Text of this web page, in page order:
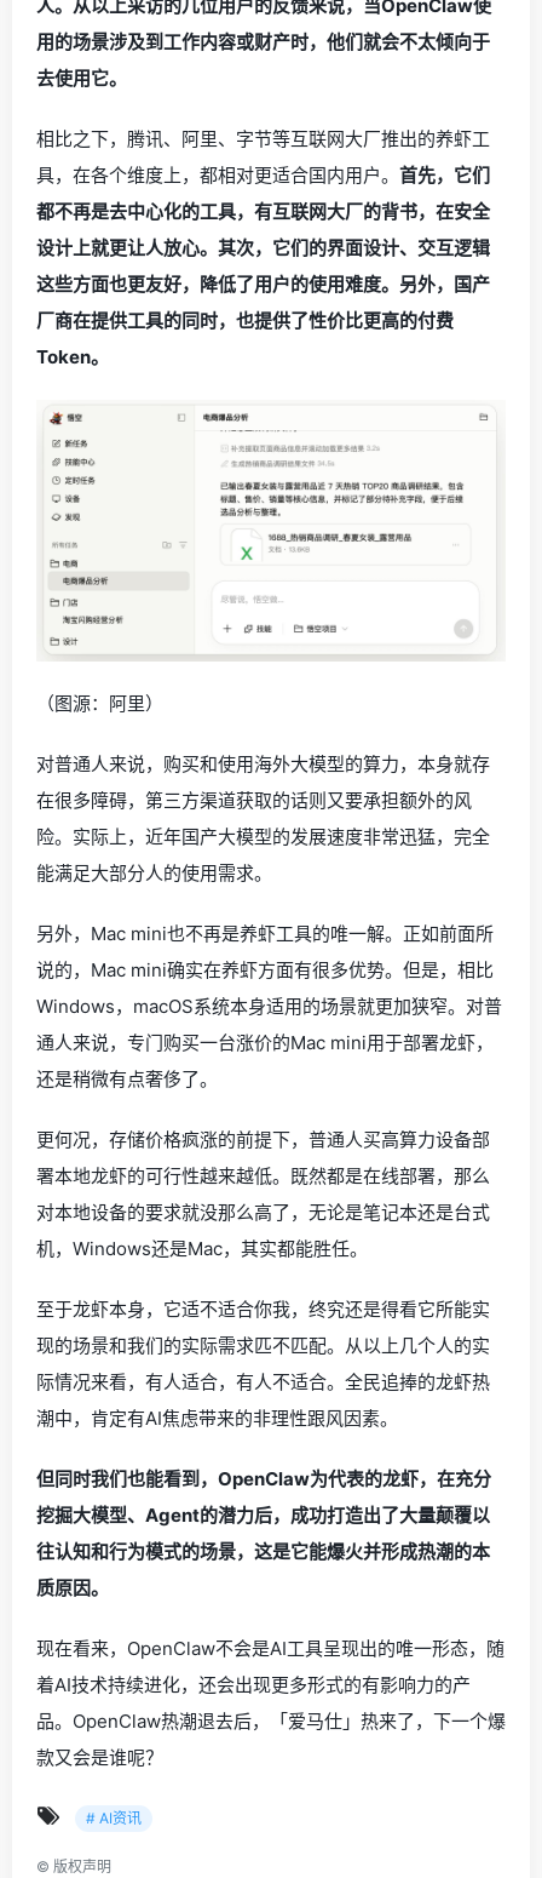
人。从以上采访的几位用户的反馈来说，当OpenClaw使
用的场景涉及到工作内容或财产时，他们就会不太倾向于
去使用它。
相比之下，腾讯、阿里、字节等互联网大厂推出的养虾工
具，在各个维度上，都相对更适合国内用户。 首先，它们
都不再是去中心化的工具，有互联网大厂的背书，在安全
设计上就更让人放心。其次，它们的界面设计、交互逻辑
这些方面也更友好，降低了用户的使用难度。另外，国产
厂商在提供工具的同时，也提供了性价比更高的付费
Token。
（图源：阿里）
对普通人来说，购买和使用海外大模型的算力，本身就存
在很多障碍，第三方渠道获取的话则又要承担额外的风
险。实际上，近年国产大模型的发展速度非常迅猛，完全
能满足大部分人的使用需求。
另外，Mac mini也不再是养虾工具的唯一解。正如前面所
说的，Mac mini确实在养虾方面有很多优势。但是，相比
Windows，macOS系统本身适用的场景就更加狭窄。对普
通人来说，专门购买一台涨价的Mac mini用于部署龙虾，
还是稍微有点奢侈了。
更何况，存储价格疯涨的前提下，普通人买高算力设备部
署本地龙虾的可行性越来越低。既然都是在线部署，那么
对本地设备的要求就没那么高了，无论是笔记本还是台式
机，Windows还是Mac，其实都能胜任。
至于龙虾本身，它适不适合你我，终究还是得看它所能实
现的场景和我们的实际需求匹不匹配。从以上几个人的实
际情况来看，有人适合，有人不适合。全民追捧的龙虾热
潮中，肯定有AI焦虑带来的非理性跟风因素。
但同时我们也能看到，OpenClaw为代表的龙虾，在充分
挖掘大模型、Agent的潜力后，成功打造出了大量颠覆以
往认知和行为模式的场景，这是它能爆火并形成热潮的本
质原因。
现在看来，OpenClaw不会是AI工具呈现出的唯一形态，随
着AI技术持续进化，还会出现更多形式的有影响力的产
品。OpenClaw热潮退去后，「爱马仕」热来了，下一个爆
款又会是谁呢？
# AI资讯
© 版权声明